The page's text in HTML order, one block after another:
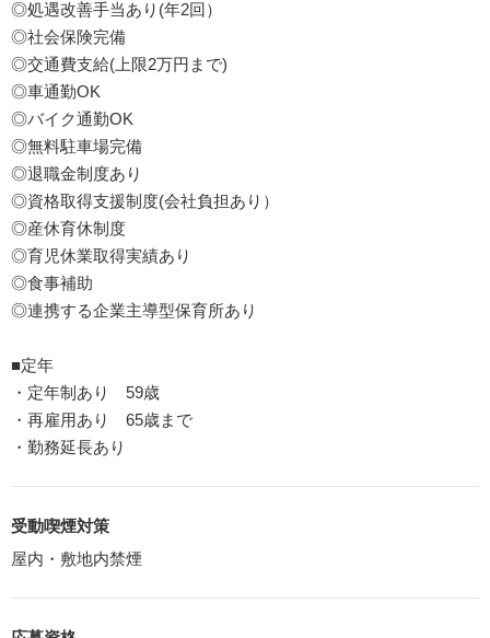
◎処遇改善手当あり(年2回）
◎社会保険完備
◎交通費支給(上限2万円まで)
◎車通勤OK
◎バイク通勤OK
◎無料駐車場完備
◎退職金制度あり
◎資格取得支援制度(会社負担あり）
◎産休育休制度
◎育児休業取得実績あり
◎食事補助
◎連携する企業主導型保育所あり
■定年
・定年制あり 59歳
・再雇用あり 65歳まで
・勤務延長あり
受動喫煙対策
屋内・敷地内禁煙